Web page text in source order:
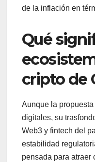
de la inflación en
Qué
cripto de
Aunque la
digitales, su
Web3 y fintech del
estabilidad
pensada para